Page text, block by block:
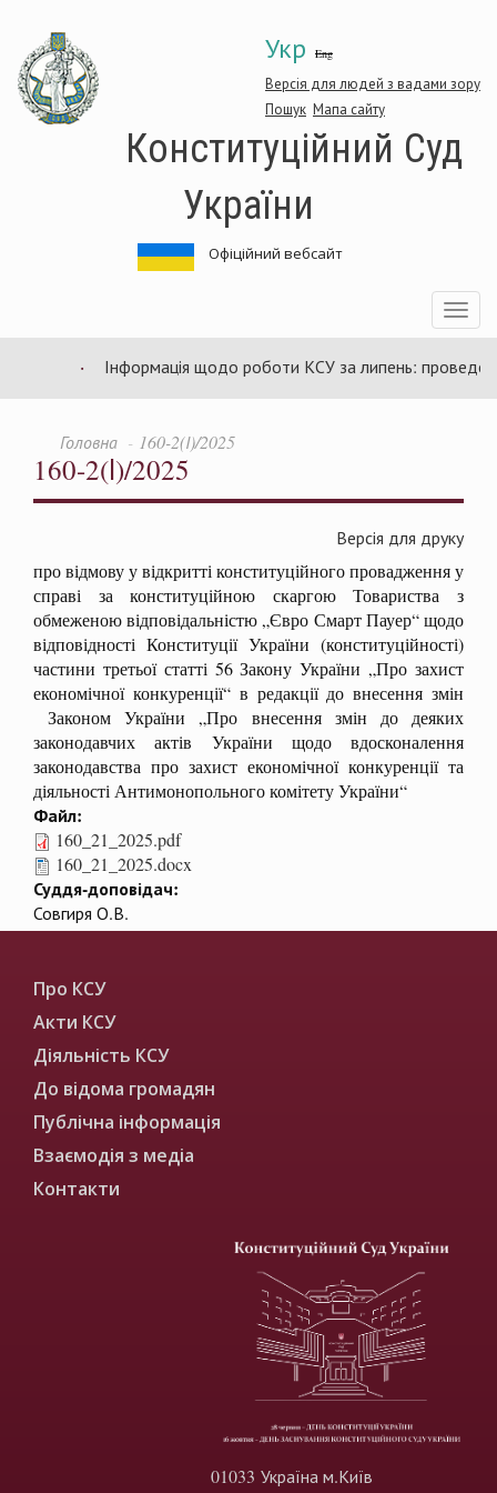
основного
матеріалу
Укр Eng
Версія для людей з вадами зору
Пошук Мапа сайту
Конституційний Суд
України
Офіційний вебсайт
Toggle
Інформація щодо роботи КСУ за липень:
Головна 160-2(І)/2025
160-2(І)/2025
Версія для друку
про відмову у відкритті конституційного провадження у
справі за конституційною скаргою Товариства з
обмеженою відповідальністю „Євро Смарт Пауер“ щодо
відповідності Конституції України (конституційності)
частини третьої статті 56 Закону України „Про захист
економічної конкуренції“ в редакції до внесення змін
Законом України „Про внесення змін до деяких
законодавчих актів України щодо вдосконалення
законодавства про захист економічної конкуренції та
діяльності Антимонопольного комітету України“
Файл:
160_21_2025.pdf
160_21_2025.docx
Суддя-доповідач:
Совгиря О.В.
Про КСУ
Акти КСУ
Діяльність КСУ
До відома громадян
Публічна інформація
Взаємодія з медіа
Контакти
01033 Україна м.Київ